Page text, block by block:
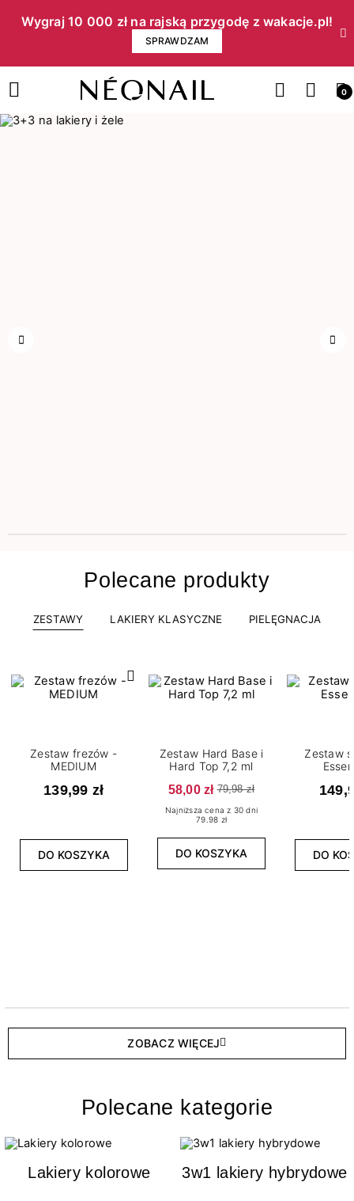
Wygraj 10 000 zł na rajską przygodę z wakacje.pl!​
SPRAWDZAM
0
Polecane produkty
ZESTAWY LAKIERY KLASYCZNE PIELĘGNACJA
Zestaw frezów -
MEDIUM
139,99 zł
DO KOSZYKA
Zestaw Hard Base i
Hard Top 7,2 ml
58,00 zł 79,98 zł
Najniższa cena z 30 dni
79.98 zł
DO KOSZYKA
Zestaw
DO
ZOBACZ WIĘCEJ
Polecane kategorie
Lakiery kolorowe 3w1 lakiery hybrydowe